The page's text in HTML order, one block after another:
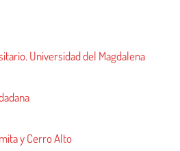
Universidad del Magdalena
y Cerro Alto